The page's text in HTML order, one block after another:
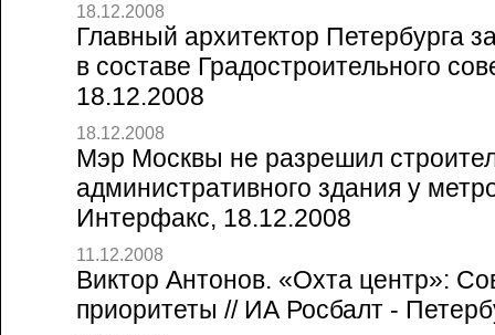
18.12.2008
Главный архитектор Петербурга
в составе Градостроительного
18.12.2008
18.12.2008
Мэр Москвы не разрешил
административного здания у
Интерфакс, 18.12.2008
11.12.2008
Виктор Антонов. «Охта центр»:
приоритеты // ИА Росбалт -